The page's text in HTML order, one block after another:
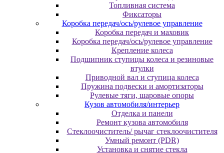
Топливная система
Фиксаторы
Коробка передач/ось/рулевое управление
Коробка передач и маховик
Коробка передач/ось/рулевое управление
Крепление колеса
Подшипник ступицы колеса и резиновые
втулки
Приводной вал и ступица колеса
Пружина подвески и амортизаторы
Рулевые тяги, шаровые опоры
Кузов автомобиля/интерьер
Отделка и панели
Ремонт кузова автомобиля
Стеклоочиститель/ рычаг стеклоочистителя
Умный ремонт (PDR)
Установка и снятие стекла